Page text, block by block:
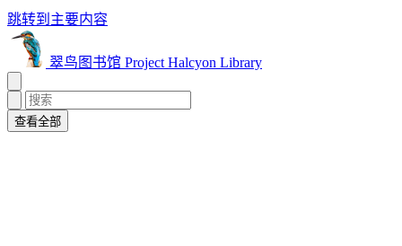
跳转到主要内容
翠鸟图书馆 Project Halcyon Library
查看全部